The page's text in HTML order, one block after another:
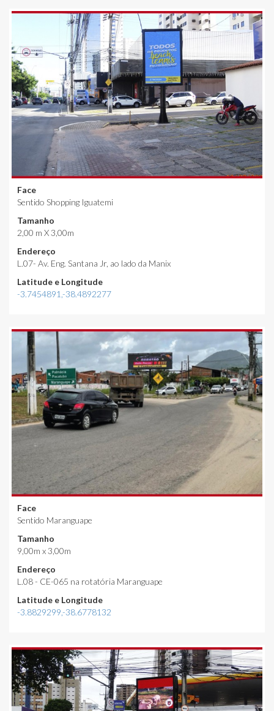
Face
Sentido Shopping Iguatemi
Tamanho
2,00 m X 3,00m
Endereço
L.07- Av. Eng. Santana Jr, ao lado da Manix
Latitude e Longitude
-3.7454891,-38.4892277
Face
Sentido Maranguape
Tamanho
9,00m x 3,00m
Endereço
L.08 - CE-065 na rotatória Maranguape
Latitude e Longitude
-3.8829299,-38.6778132